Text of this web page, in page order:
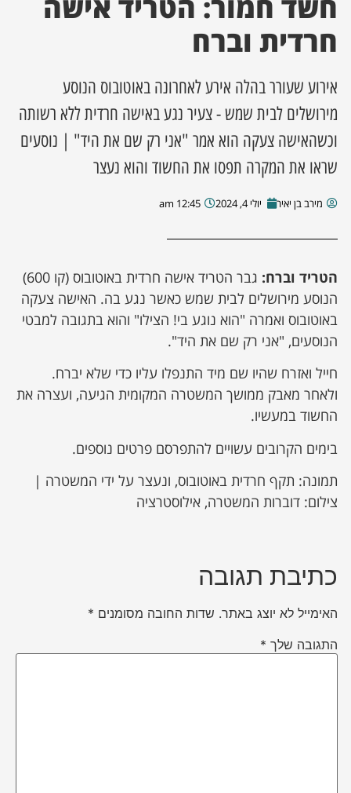
מסע מלחמה
מקומית
עסקים
חרדית וברח
אירוע שעורר בהלה אירע לאחרונה באוטובוס הנוסע
מירושלים לבית שמש - צעיר נגע באישה חרדית ללא רשותה
וכשהאישה צעקה הוא אמר "אני רק שם את היד" | נוסעים
שראו את המקרה תפסו את החשוד והוא נעצר
מירב בן יאיר יולי 4, 2024 12:45 am
הטריד וברח:
גבר הטריד אישה חרדית באוטובוס (קו 600)
הנוסע מירושלים לבית שמש כאשר נגע בה. האישה צעקה
באוטובוס ואמרה "הוא נוגע בי! הצילו" והוא בתגובה למבטי
הנוסעים, "אני רק שם את היד".
חייל ואזרח שהיו שם מיד התנפלו עליו כדי שלא יברח.
ולאחר מאבק ממושך המשטרה המקומית הגיעה, ועצרה את
החשוד במעשיו.
בימים הקרובים עשויים להתפרסם פרטים נוספים.
תמונה: תקף חרדית באוטובוס, ונעצר על ידי המשטרה |
צילום: דוברות המשטרה, אילוסטרציה
כתיבת תגובה
האימייל לא יוצג באתר. שדות החובה מסומנים *
התגובה שלך *